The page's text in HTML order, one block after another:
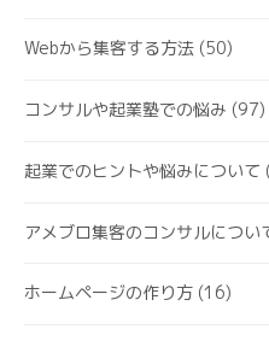
Webから集客する方法 (50)
コンサルや起業塾での悩み (97)
起業でのヒントや悩みについて
アメブロ集客のコンサルについ
ホームページの作り方 (16)